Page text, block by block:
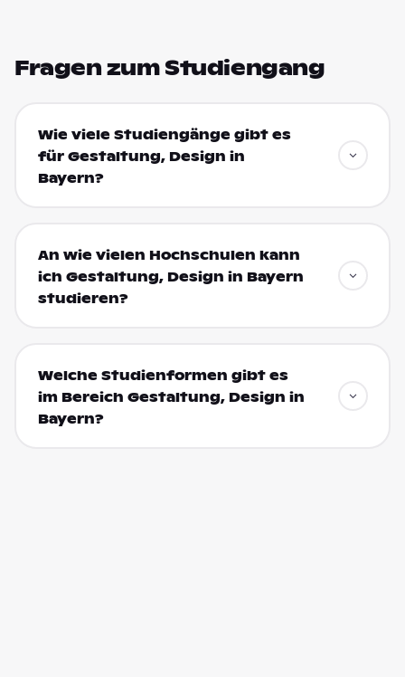
Fragen zum Studiengang
Wie viele Studiengänge gibt es
für Gestaltung, Design in
Bayern?
An wie vielen Hochschulen kann
ich Gestaltung, Design in Bayern
studieren?
Welche Studienformen gibt es
im Bereich Gestaltung, Design in
Bayern?